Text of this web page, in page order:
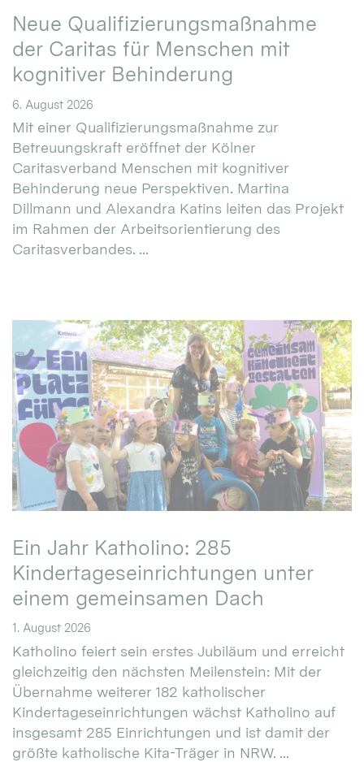
Neue Qualifizierungsmaßnahme
der Caritas für Menschen mit
kognitiver Behinderung
6. August 2026
Mit einer Qualifizierungsmaßnahme zur
Betreuungskraft eröffnet der Kölner
Caritasverband Menschen mit kognitiver
Behinderung neue Perspektiven. Martina
Dillmann und Alexandra Katins leiten das Projekt
im Rahmen der Arbeitsorientierung des
Caritasverbandes. ...
Ein Jahr Katholino: 285
Kindertageseinrichtungen unter
einem gemeinsamen Dach
1. August 2026
Katholino feiert sein erstes Jubiläum und erreicht
gleichzeitig den nächsten Meilenstein: Mit der
Übernahme weiterer 182 katholischer
Kindertageseinrichtungen wächst Katholino auf
insgesamt 285 Einrichtungen und ist damit der
größte katholische Kita-Träger in NRW. ...